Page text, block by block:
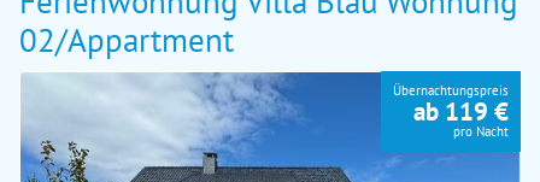
02/Appartment
Übernachtungspreis
ab 119 €
pro Nacht